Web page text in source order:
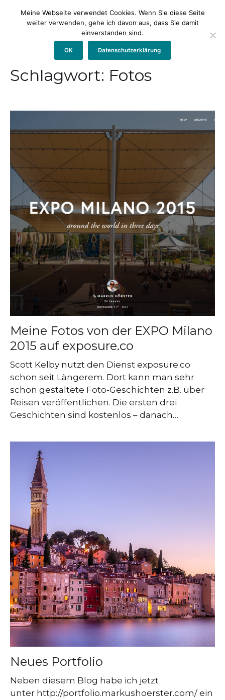
Schlagwort: Fotos
Meine Fotos von der EXPO Milano
2015 auf exposure.co
Scott Kelby nutzt den Dienst exposure.co
schon seit Längerem. Dort kann man sehr
schön gestaltete Foto-Geschichten z.B. über
Reisen veröffentlichen. Die ersten drei
Geschichten sind kostenlos – danach…
Neues Portfolio
Neben diesem Blog habe ich jetzt
unter http://portfolio.markushoerster.com/ ein
Meine Webseite verwendet Cookies. Wenn Sie diese Seite
weiter verwenden, gehe ich davon aus, dass Sie damit
einverstanden sind.
OK Datenschutzerklärung